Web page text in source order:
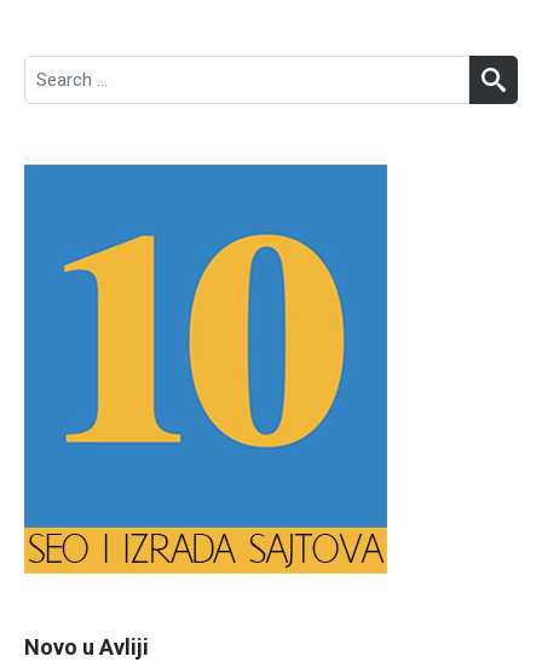
Search
for:
Novo u Avliji